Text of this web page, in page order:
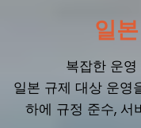
일
복잡한 운
일본 규제 대상 운영
하에 규정 준수, 서